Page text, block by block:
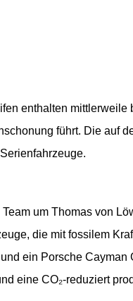
enthalten mittlerweile
führt. Die auf
um Thomas von
die mit fossilem
ein Porsche Cayman
eine CO₂-reduziert